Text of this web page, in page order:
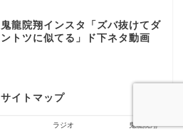
鬼龍院翔インスタ「ズバ抜けてダ
ントツに似てる」ド下ネタ動画
サイトマップ
ラジオ 鬼龍院翔